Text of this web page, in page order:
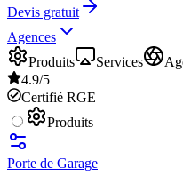
Devis gratuit
Agences
Produits
Services
4.9/5
Certifié RGE
Produits
Porte de Garage